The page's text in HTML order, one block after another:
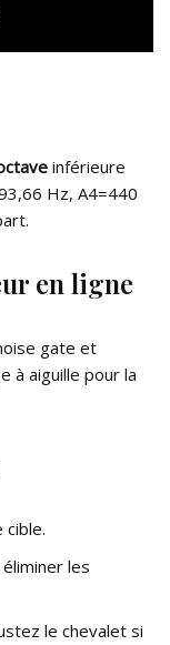
inférieure
Hz, A4=440
en ligne
gate et
à aiguille pour la
les
le chevalet si